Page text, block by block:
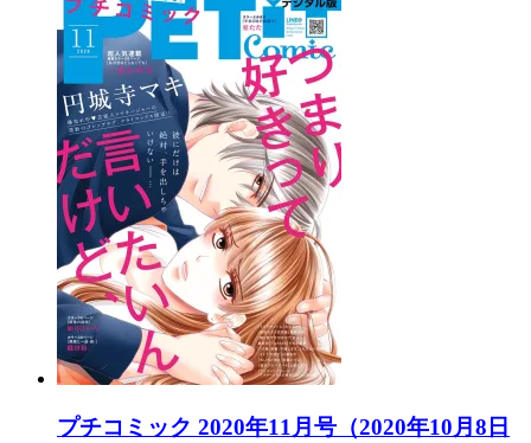
プチコミック 2020年11月号（2020年10月8日